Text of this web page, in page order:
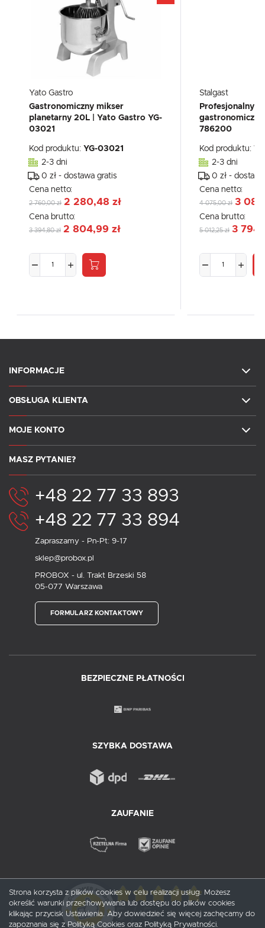
Yato Gastro
Gastronomiczny mikser
planetarny 20L | Yato Gastro YG-
03021
Kod produktu: YG-03021
2-3 dni
0 zł - dostawa gratis
Cena netto:
2 760,00 zł 2 280,48 zł
Cena brutto:
3 394,80 zł 2 804,99 zł
Stalgast
Profesjonalny
786200
Kod produktu:
2-3 dni
0 zł -
Cena netto:
4 075,00 zł 3
Cena brutto:
5 012,25 zł 3
INFORMACJE
OBSŁUGA KLIENTA
MOJE KONTO
MASZ PYTANIE?
+48 22 77 33 893
+48 22 77 33 894
Zapraszamy - Pn-Pt: 9-17
sklep@probox.pl
PROBOX - ul. Trakt Brzeski 58
05-077 Warszawa
FORMULARZ KONTAKTOWY
BEZPIECZNE PŁATNOŚCI
SZYBKA DOSTAWA
ZAUFANIE
5/ 5
Strona korzysta z plików cookies w celu realizacji usług. Możesz
określić warunki przechowywania lub dostępu do plików cookies
klikając przycisk Ustawienia. Aby dowiedzieć się więcej zachęcamy do
zapoznania się z Polityką Cookies oraz Polityką Prywatności.